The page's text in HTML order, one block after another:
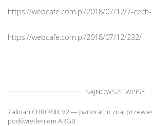
https://webcafe.com.pl/2018/07/12/7-
https://webcafe.com.pl/2018/07/12/232/
NAJNOWSZE WPISY
Zalman CHRONIX V2 — panoramiczna,
podświetleniem ARGB